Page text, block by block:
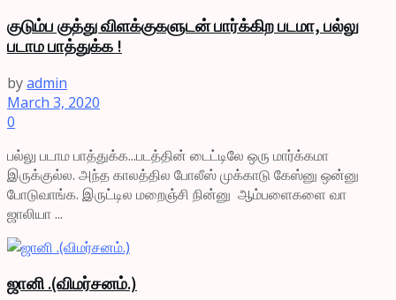
குடும்ப குத்து விளக்குகளுடன் பார்க்கிற படமா, பல்லு
படாம பாத்துக்க !
byadmin
March 3, 2020
0
பல்லு படாம பாத்துக்க...படத்தின் டைட்டிலே ஒரு மார்க்கமா
இருக்குல்ல. அந்த காலத்தில போலீஸ் முக்காடு கேஸ்னு ஒன்னு
போடுவாங்க. இருட்டில மறைஞ்சி நின்னு ஆம்பளைகளை வா
ஜாலியா ...
ஜானி .(விமர்சனம்.)